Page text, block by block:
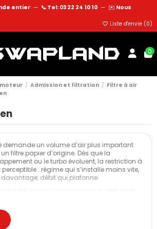
entier — 📞 Tel: 03 22 24 10 10 — ✉️ Nous
Liste d'envie (0)
0
Admission et filtration
Filtre à air
demande un volume d’air plus important
filtre papier d’origine. Dès que la
ou le turbo évoluent, la restriction à
: régime qui s’installe moins vite,
débit qui plafonne.